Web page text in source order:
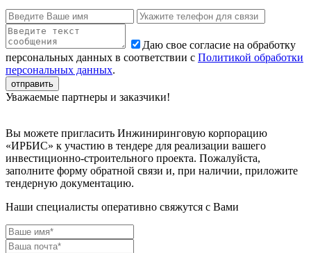
Даю свое согласие на обработку
персональных данных в соответствии с Политикой обработки
персональных данных.
Уважаемые партнеры и заказчики!
Вы можете пригласить Инжиниринговую корпорацию
«ИРБИС» к участию в тендере для реализации вашего
инвестиционно-строительного проекта. Пожалуйста,
заполните форму обратной связи и, при наличии, приложите
тендерную документацию.
Наши специалисты оперативно свяжутся с Вами